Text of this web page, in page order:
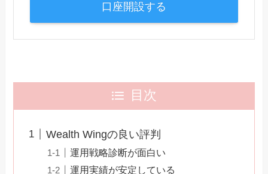
口座開設する
目次
Wealth Wingの良い評判
運用戦略診断が面白い
運用実績が安定している